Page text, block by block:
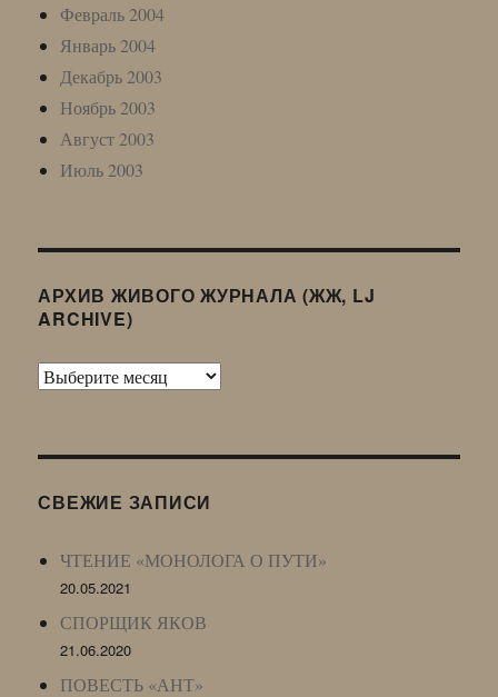
Февраль 2004
Январь 2004
Декабрь 2003
Ноябрь 2003
Август 2003
Июль 2003
АРХИВ ЖИВОГО ЖУРНАЛА (ЖЖ, LJ
ARCHIVE)
Архив
LJ
СВЕЖИЕ ЗАПИСИ
ЧТЕНИЕ «МОНОЛОГА О ПУТИ»
20.05.2021
СПОРЩИК ЯКОВ
21.06.2020
ПОВЕСТЬ «АНТ»